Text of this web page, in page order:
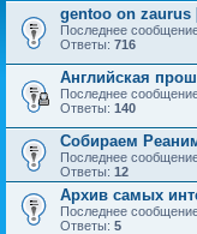
gentoo on zaurus
Последнее
Ответы: 716
Английская
Последнее
Ответы: 140
Собираем
Последнее
Ответы: 12
Архив самых
Последнее
Ответы: 5